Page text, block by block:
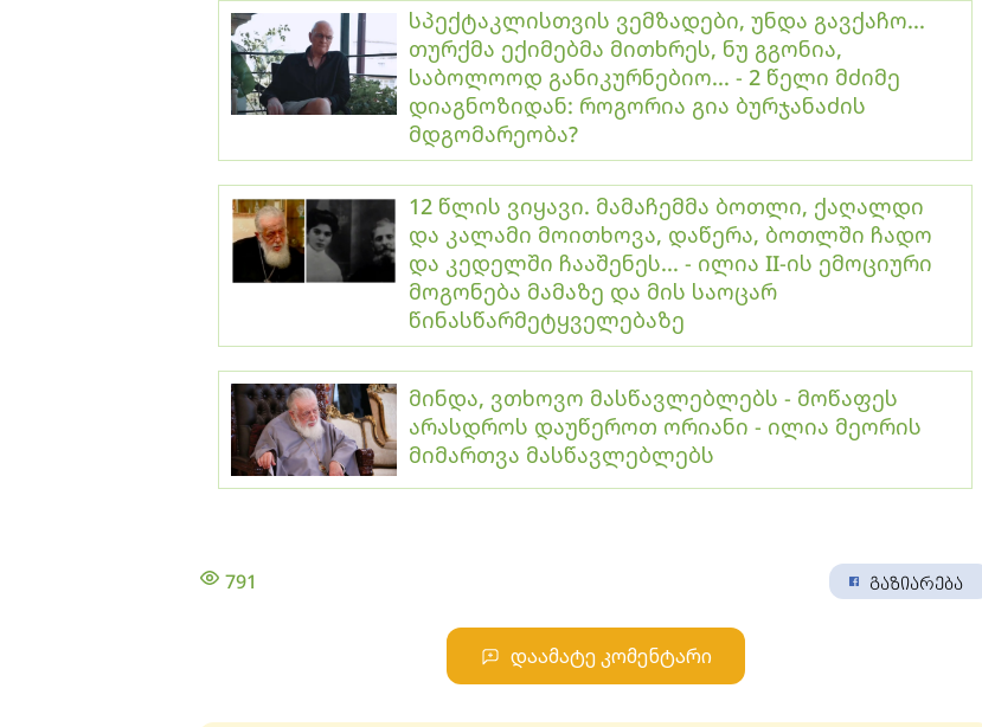
სპექტაკლისთვის ვემზადები, უნდა გავქაჩო...
თურქმა ექიმებმა მითხრეს, ნუ გგონია,
საბოლოოდ განიკურნებიო... - 2 წელი მძიმე
დიაგნოზიდან: როგორია გია ბურჯანაძის
მდგომარეობა?
12 წლის ვიყავი. მამაჩემმა ბოთლი, ქაღალდი
და კალამი მოითხოვა, დაწერა, ბოთლში ჩადო
და კედელში ჩააშენეს... - ილია II-ის ემოციური
მოგონება მამაზე და მის საოცარ
წინასწარმეტყველებაზე
მინდა, ვთხოვო მასწავლებლებს - მოწაფეს
არასდროს დაუწეროთ ორიანი - ილია მეორის
მიმართვა მასწავლებლებს
791 გაზიარება
დაამატე კომენტარი